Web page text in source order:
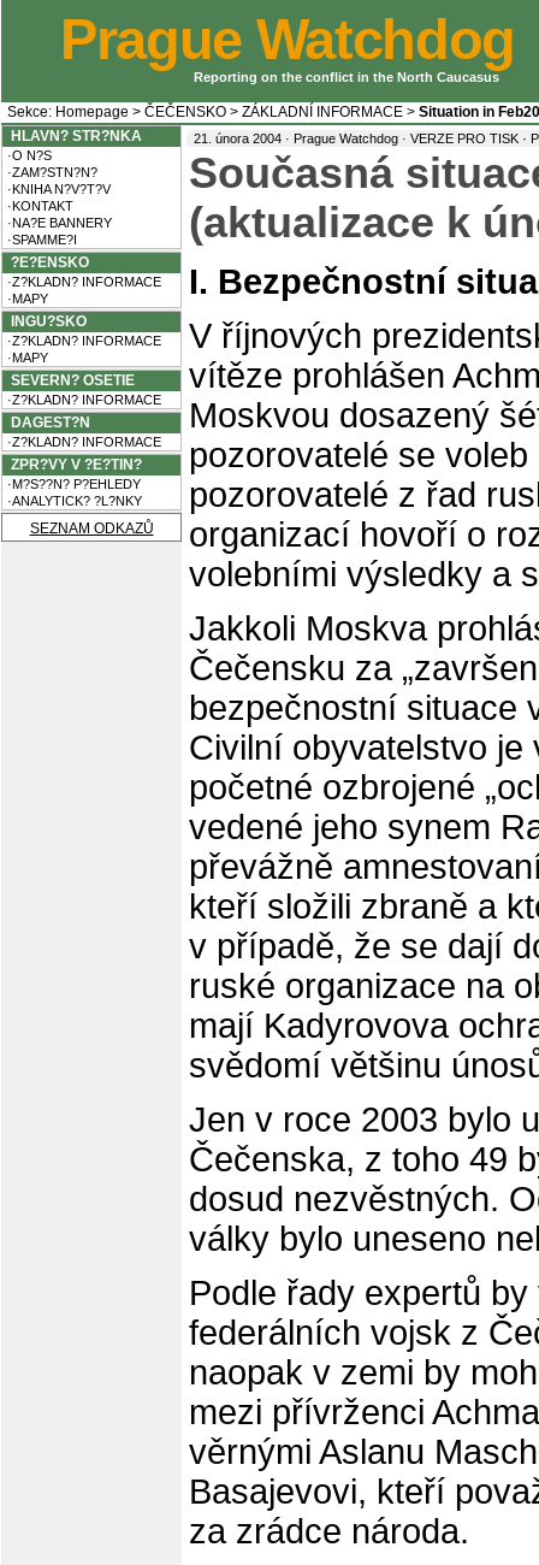
Prague Watchdog
Reporting on the conflict in the North Caucasus
Sekce: Homepage > ČEČENSKO > ZÁKLADNÍ INFORMACE > Situation in
HLAVN? STR?NKA
·O N?S
·ZAM?STN?N?
·KNIHA N?V?T?V
·KONTAKT
·NA?E BANNERY
·SPAMME?I
?E?ENSKO
·Z?KLADN? INFORMACE
·MAPY
INGU?SKO
·Z?KLADN? INFORMACE
·MAPY
SEVERN? OSETIE
·Z?KLADN? INFORMACE
DAGEST?N
·Z?KLADN? INFORMACE
ZPR?VY V ?E?TIN?
·M?S??N? P?EHLEDY
·ANALYTICK? ?L?NKY
SEZNAM ODKAZŮ
21. února 2004 · Prague Watchdog · VERZE PRO TISK ·
Současná
(aktualizace k
I. Bezpečnostní
V říjnových
vítěze prohlášen
Moskvou dosazený
pozorovatelé se
pozorovatelé z řad
organizací hovoří o
volebními výsledky a
Jakkoli Moskva
Čečensku za
bezpečnostní situace
Civilní obyvatelstvo
početné ozbrojené
vedené jeho synem
převážně
kteří složili zbraně a
v případě, že se dají
ruské organizace na
mají Kadyrovova
svědomí většinu
Jen v roce 2003 bylo
Čečenska, z toho 49
dosud nezvěstných.
války bylo uneseno
Podle řady expertů
federálních vojsk z
naopak v zemi by
mezi přívrženci
věrnými Aslanu
Basajevovi, kteří
za zrádce národa.